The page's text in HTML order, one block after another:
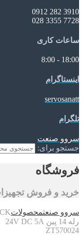
3910 282 0912
7728 3355 028
ساعات کاری
18:00 - 8:00
اینستاگرام
servosanatt
تلگرام
سروو صنعت
جستجو برای:
فروشگاه
خرید و فروش
سروو صنعتمحصولات
رله 14 پین 24V DC 5A
ZT570024